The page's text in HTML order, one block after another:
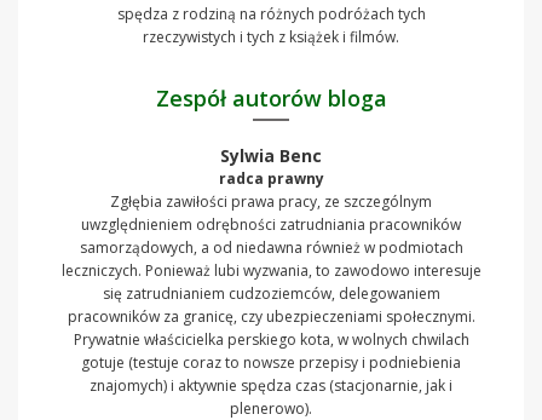
spędza z rodziną na różnych podróżach tych
rzeczywistych i tych z książek i filmów.
Zespół autorów bloga
Sylwia Benc
radca prawny
Zgłębia zawiłości prawa pracy, ze szczególnym
uwzględnieniem odrębności zatrudniania pracowników
samorządowych, a od niedawna również w podmiotach
leczniczych. Ponieważ lubi wyzwania, to zawodowo interesuje
się zatrudnianiem cudzoziemców, delegowaniem
pracowników za granicę, czy ubezpieczeniami społecznymi.
Prywatnie właścicielka perskiego kota, w wolnych chwilach
gotuje (testuje coraz to nowsze przepisy i podniebienia
znajomych) i aktywnie spędza czas (stacjonarnie, jak i
plenerowo).